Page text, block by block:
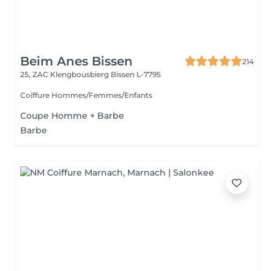
Beim Anes Bissen
214
25, ZAC Klengbousbierg Bissen L-7795
Coiffure Hommes/Femmes/Enfants
Coupe Homme + Barbe
Barbe